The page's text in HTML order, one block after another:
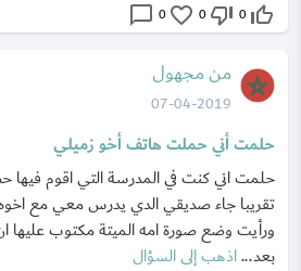
thumb_up_off_alt
0
thumb_down_off_alt
0
favorite_border
0
chat_bubble_outline
من مجهول
07-04-2019
حلمت أني حملت هاتف أخو زميلي
حلمت اني كنت في المدرسة التي اقوم
تقريبا جاء صديقي الدي يدرس معي مع
ورأيت وضع صورة امه الميتة مكتوب عليها
بعد...اذهب إلى السؤال